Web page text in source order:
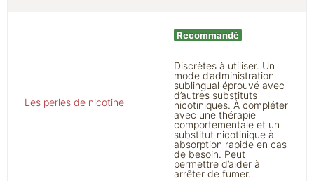
Les perles de nicotine
Recommandé
Discrètes à utiliser. Un
mode d’administration
sublingual éprouvé avec
d’autres substituts
nicotiniques. À compléter
avec une thérapie
comportementale et un
substitut nicotinique à
absorption rapide en cas
de besoin. Peut
permettre d’aider à
arrêter de fumer.